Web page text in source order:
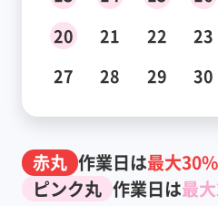
20
21 22 23
27
28 29 30
赤丸 作業日は最大
ピンク丸 作業日は最